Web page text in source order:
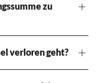
zu
verloren geht?